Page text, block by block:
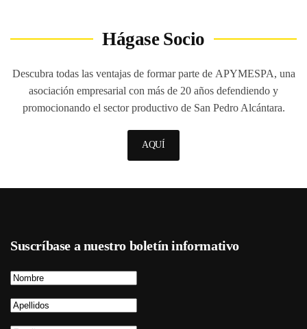
Hágase Socio
Descubra todas las ventajas de formar parte de APYMESPA, una
asociación empresarial con más de 20 años defendiendo y
promocionando el sector productivo de San Pedro Alcántara.
AQUÍ
Suscríbase a nuestro boletín informativo